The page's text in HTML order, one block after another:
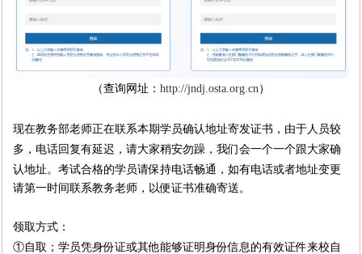
（查询网址： http://jndj.osta.org.cn ）
现在教务部老师正在联系本期学员确认地址寄发证书，由于人员较
多，电话回复有延迟，请大家稍安勿躁，我们会一个一个跟大家确
认地址。 考试合格的学员请保持电话畅通，如有电话或者地址变更
请第一时间联系教务老师，以便证书准确寄送。
领取方式：
①自取；学员凭身份证或其他能够证明身份信息的有效证件来校自